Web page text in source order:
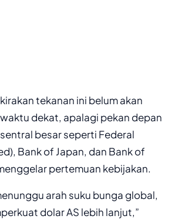
tekanan ini belum akan
dekat, apalagi pekan depan
besar seperti Federal
Bank of Japan, dan Bank of
pertemuan kebijakan.
arah suku bunga global,
dolar AS lebih lanjut,”